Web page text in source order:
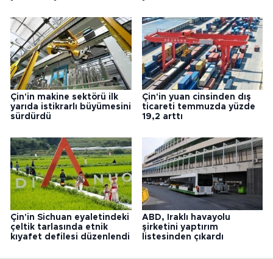
Çin'in makine sektörü ilk
yarıda istikrarlı büyümesini
sürdürdü
Çin'in yuan cinsinden dış
ticareti temmuzda yüzde
19,2 arttı
Çin'in Sichuan eyaletindeki
çeltik tarlasında etnik
kıyafet defilesi düzenlendi
ABD, Iraklı havayolu
şirketini yaptırım
listesinden çıkardı